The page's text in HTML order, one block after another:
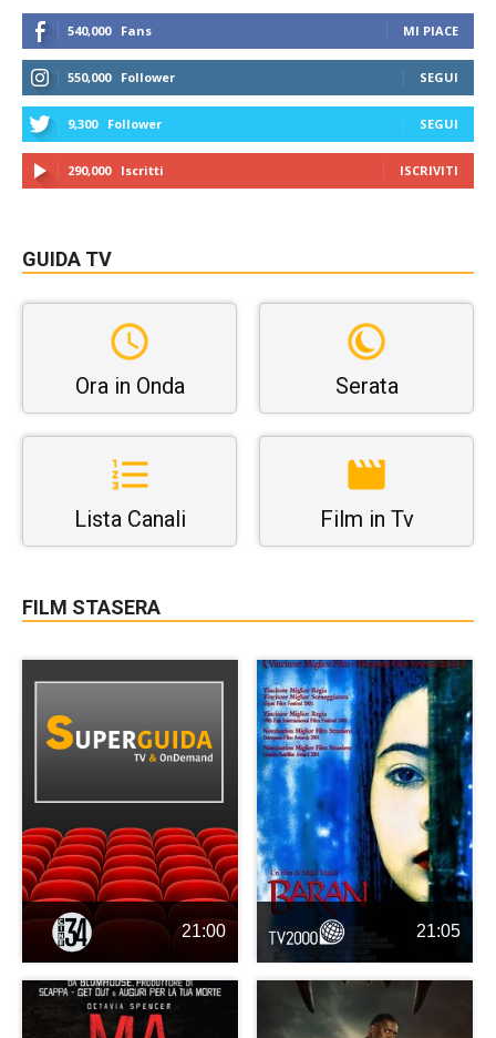
540,000 Fans MI PIACE
550,000 Follower SEGUI
9,300 Follower SEGUI
290,000 Iscritti ISCRIVITI
GUIDA TV
Ora in Onda Serata
Lista Canali Film in Tv
FILM STASERA
21:00 21:05